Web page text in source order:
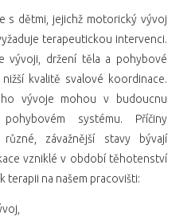
s dětmi, jejichž motorický vývoj
terapeutickou intervenci.
vývoji, držení těla a pohybové
kvalitě svalové koordinace.
vývoje mohou v budoucnu
systému. Příčiny
závažnější stavy bývají
vzniklé v období těhotenství
terapii na našem pracovišti: